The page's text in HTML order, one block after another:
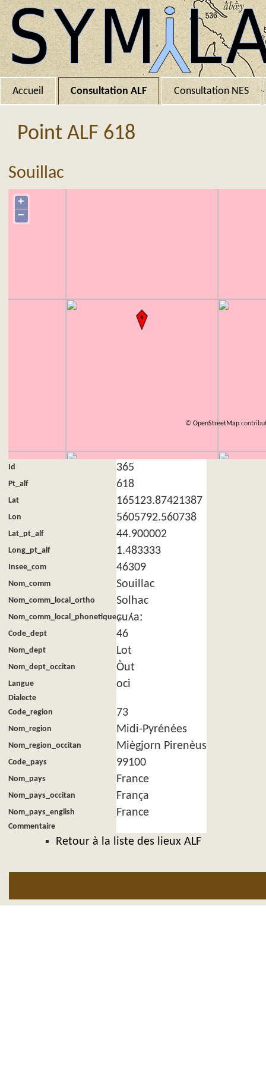
Accueil Consultation ALF Consultation NES
Point ALF 618
Souillac
+
−
© OpenStreetMap
Id 365
Pt_alf 618
Lat 165123.87421387
Lon 5605792.560738
Lat_pt_alf 44.900002
Long_pt_alf 1.483333
Insee_com 46309
Nom_comm Souillac
Nom_comm_local_ortho Solhac
Nom_comm_local_phonetiqueɕuʎaː
Code_dept 46
Nom_dept Lot
Nom_dept_occitan Òut
Langue oci
Dialecte
Code_region
73
Nom_region Midi-Pyrénées
Nom_region_occitan Miègjorn Pirenèus
Code_pays 99100
Nom_pays France
Nom_pays_occitan França
Nom_pays_english France
Commentaire
Retour à la liste des lieux ALF